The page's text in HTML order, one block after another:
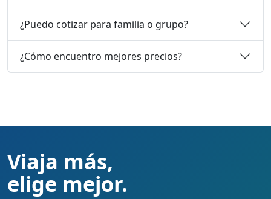
¿Puedo cotizar para familia o grupo?
¿Cómo encuentro mejores precios?
Viaja más,
elige mejor.